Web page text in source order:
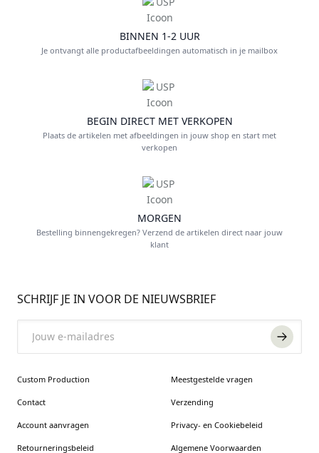
BINNEN 1-2 UUR
Je ontvangt alle productafbeeldingen automatisch in je mailbox
BEGIN DIRECT MET VERKOPEN
Plaats de artikelen met afbeeldingen in jouw shop en start met
verkopen
MORGEN
Bestelling binnengekregen? Verzend de artikelen direct naar jouw
klant
SCHRIJF JE IN VOOR DE NIEUWSBRIEF
Custom Production Meestgestelde vragen
Contact Verzending
Account aanvragen Privacy- en Cookiebeleid
Retourneringsbeleid Algemene Voorwaarden